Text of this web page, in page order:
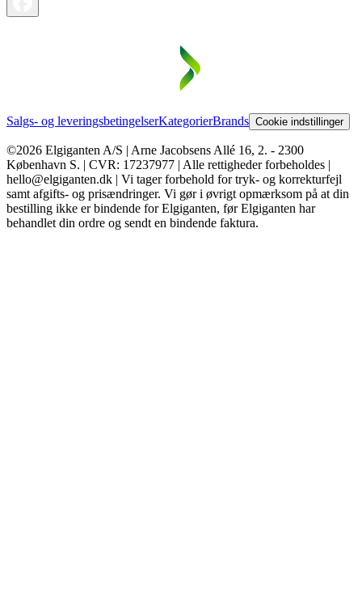
Salgs- og leveringsbetingelserKategorierBrands Cookie indstillinger
©2026 Elgiganten A/S | Arne Jacobsens Allé 16, 2. - 2300
København S. | CVR: 17237977 | Alle rettigheder forbeholdes |
hello@elgiganten.dk | Vi tager forbehold for tryk- og korrekturfejl
samt afgifts- og prisændringer. Vi gør i øvrigt opmærksom på at din
bestilling ikke er bindende for Elgiganten, før Elgiganten har
behandlet din ordre og sendt en bindende faktura.